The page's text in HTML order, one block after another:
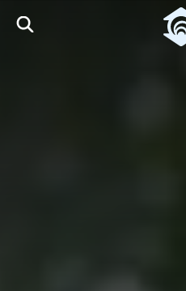
Pular para o Conteúdo principal